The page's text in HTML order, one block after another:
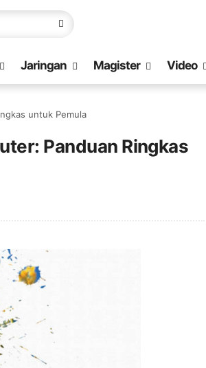
Jaringan Magister Video
untuk Pemula
Panduan Ringkas